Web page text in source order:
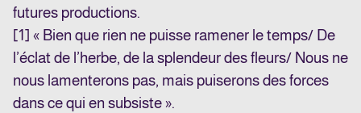
futures productions.
[1] « Bien que rien ne puisse ramener le temps/ De
l’éclat de l’herbe, de la splendeur des fleurs/ Nous ne
nous lamenterons pas, mais puiserons des forces
dans ce qui en subsiste ».